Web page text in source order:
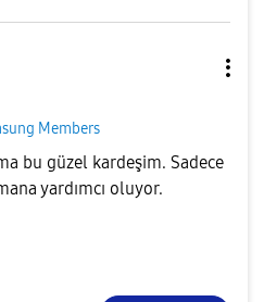
Members
bu güzel kardeşim. Sadece
yardımcı oluyor.